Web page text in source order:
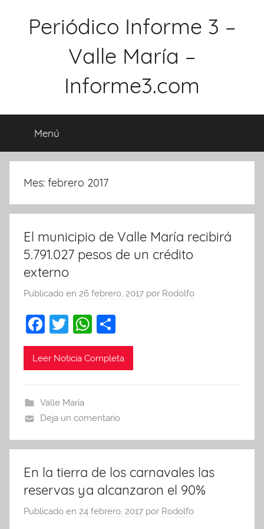
Periódico Informe 3 –
Valle María –
Informe3.com
Menú
Mes: febrero 2017
El municipio de Valle María recibirá
5.791.027 pesos de un crédito
externo
Publicado en 26 febrero, 2017 por Rodolfo
F
a
c
b
o
o
k
T
w
itt
W
h
at
p
p
o
m
tir
Leer Noticia Completa
Valle María
Deja un comentario
En la tierra de los carnavales las
reservas ya alcanzaron el 90%
Publicado en 24 febrero, 2017 por Rodolfo